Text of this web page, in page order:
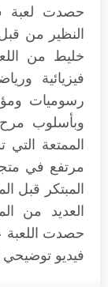
النظير من قبل
خليط من
فيزيائية
رسوميات
الممتعة
مرتفع في
المبتكر قبل
العديد من
فيديو توضيحي